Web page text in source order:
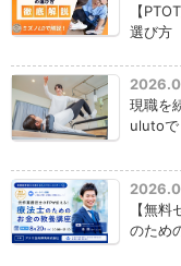
【
選び方
現職を
ulutoで
【無
のため